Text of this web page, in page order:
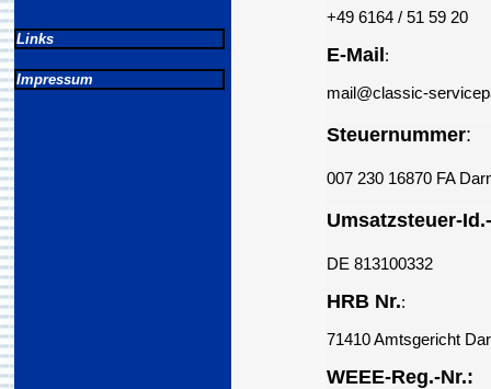
Links
Impressum
+49 6164 / 51 59 20
E-Mail :
mail@classic-
Steuernummer:
007 230 16870 FA
Umsatzsteuer-
DE 813100332
HRB Nr.:
71410 Amtsgericht
WEEE-Reg.-Nr.: